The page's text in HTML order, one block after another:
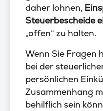
daher lohnen,
Steuerbescheide
„offen“ zu halten.
Wenn Sie Fragen
bei der
persönlichen
Zusammenhang
behilflich sein